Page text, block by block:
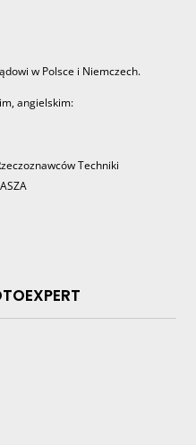
w Polsce i Niemczech.
angielskim:
Techniki